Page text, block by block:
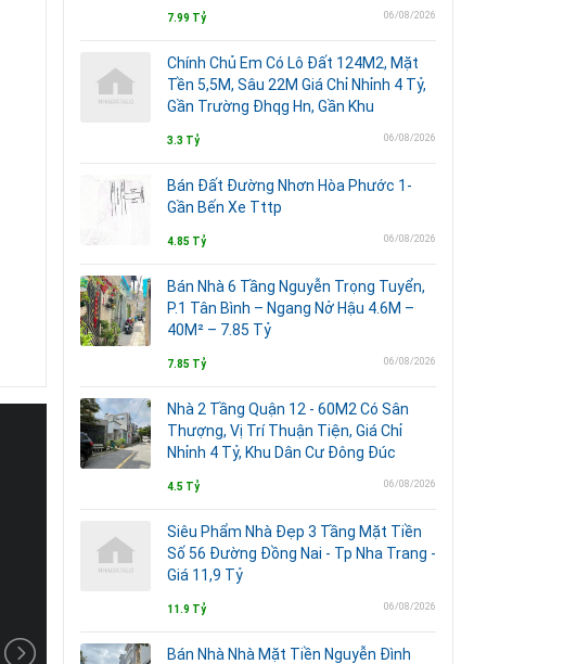
7.99 Tỷ 06/08/2026
Chính Chủ Em Có Lô Đất 124M2, Mặt
Tền 5,5M, Sâu 22M Giá Chỉ Nhỉnh 4 Tỷ,
Gần Trường Đhqg Hn, Gần Khu
3.3 Tỷ 06/08/2026
Bán Đất Đường Nhơn Hòa Phước 1-
Gần Bến Xe Tttp
4.85 Tỷ 06/08/2026
Bán Nhà 6 Tầng Nguyễn Trọng Tuyển,
P.1 Tân Bình – Ngang Nở Hậu 4.6M –
40M² – 7.85 Tỷ
7.85 Tỷ 06/08/2026
Nhà 2 Tầng Quận 12 - 60M2 Có Sân
Thượng, Vị Trí Thuận Tiện, Giá Chỉ
Nhỉnh 4 Tỷ, Khu Dân Cư Đông Đúc
4.5 Tỷ 06/08/2026
Siêu Phẩm Nhà Đẹp 3 Tầng Mặt Tiền
Số 56 Đường Đồng Nai - Tp Nha Trang -
Giá 11,9 Tỷ
11.9 Tỷ 06/08/2026
Bán Nhà Nhà Mặt Tiền Nguyễn Đình